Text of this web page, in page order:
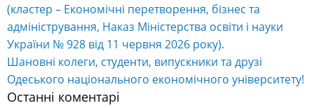
(кластер – Економічні перетворення, бізнес та
адміністрування, Наказ Міністерства освіти і науки
України № 928 від 11 червня 2026 року).
Шановні колеги, студенти, випускники та друзі
Одеського національного економічного університету!
Останні коментарі